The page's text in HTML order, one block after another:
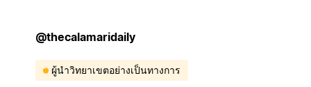
@thecalamaridaily
ผู้นำวิทยาเขตอย่างเป็นทางการ